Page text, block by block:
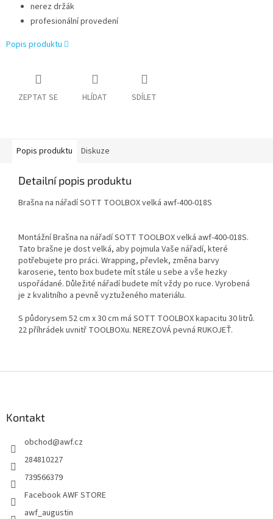
nerez držák
profesionální provedení
Popis produktu
ZEPTAT SE HLÍDAT SDÍLET
Popis produktu Diskuze
Detailní popis produktu
Brašna na nářadí SOTT TOOLBOX velká awf-400-018S
Montážní Brašna na nářadí SOTT TOOLBOX velká awf-400-018S.
Tato brašne je dost velká, aby pojmula Vaše nářadí, které
potřebujete pro práci. Wrapping, převlek, změna barvy
karoserie, tento box budete mít stále u sebe a vše hezky
uspořádané. Důležité nářadí budete mít vždy po ruce. Vyrobená
je z kvalitního a pevně vyztuženého materiálu.
S půdorysem 52 cm x 30 cm má SOTT TOOLBOX kapacitu 30 litrů.
22 příhrádekuvnitř TOOLBOXu. NEREZOVÁ pevná RUKOJEŤ.
Kontakt
obchod@awf.cz
284810227
739566379
Facebook AWF STORE
awf_augustin